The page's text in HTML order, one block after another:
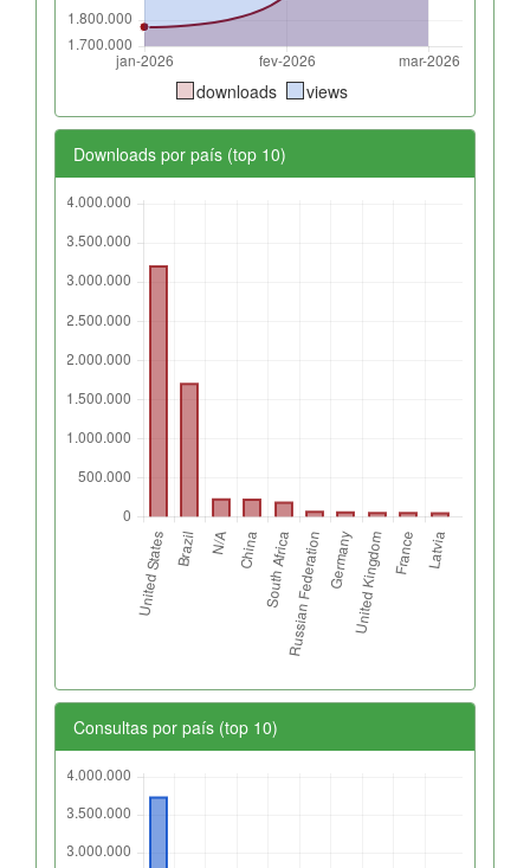
downloads views
Downloads por país (top 10)
Consultas por país (top 10)